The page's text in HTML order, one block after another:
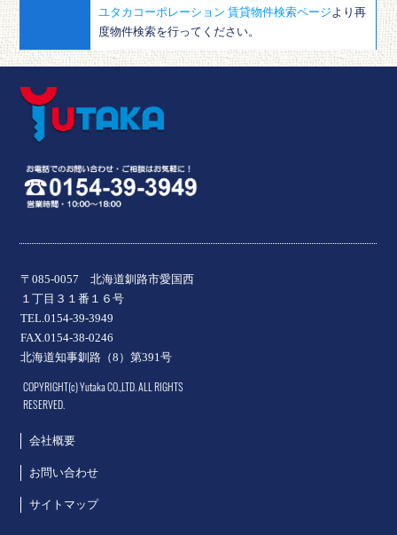
ユタカコーポレーション 賃貸物件検索ページ より再
度物件検索を行ってください。
〒085-0057 北海道釧路市愛国西
１丁目３１番１６号
TEL.0154-39-3949
FAX.0154-38-0246
北海道知事釧路（8）第391号
COPYRIGHT(c) Yutaka CO.,LTD. ALL RIGHTS
RESERVED.
会社概要
お問い合わせ
サイトマップ